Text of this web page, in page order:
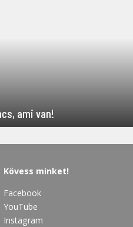
ami van!
Kövess minket!
Facebook
YouTube
Instagram